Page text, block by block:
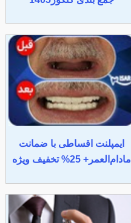
ایمپلنت اقساطی با ضمانت
مادام‌العمر+ 25% تخفیف ویژه